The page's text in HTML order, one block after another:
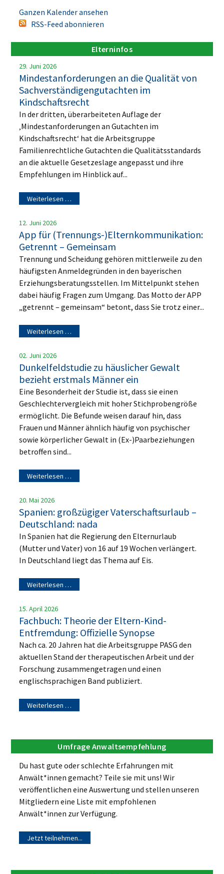
Ganzen Kalender ansehen
RSS-Feed abonnieren
Elterninfos
29. Juni 2026
Mindestanforderungen an die Qualität von
Sachverständigengutachten im
Kindschaftsrecht
In der dritten, überarbeiteten Auflage der
‚Mindestanforderungen an Gutachten im
Kindschaftsrecht‘ hat die Arbeitsgruppe
Familienrechtliche Gutachten die Qualitätsstandards
an die aktuelle Gesetzeslage angepasst und ihre
Empfehlungen im Hinblick auf...
Weiterlesen …
12. Juni 2026
App für (Trennungs-)Elternkommunikation:
Getrennt – Gemeinsam
Trennung und Scheidung gehören mittlerweile zu den
häufigsten Anmeldegründen in den bayerischen
Erziehungsberatungsstellen. Im Mittelpunkt stehen
dabei häufig Fragen zum Umgang. Das Motto der APP
„getrennt – gemeinsam“ betont, dass Sie trotz einer...
Weiterlesen …
02. Juni 2026
Dunkelfeldstudie zu häuslicher Gewalt
bezieht erstmals Männer ein
Eine Besonderheit der Studie ist, dass sie einen
Geschlechtervergleich mit hoher Stichprobengröße
ermöglicht. Die Befunde weisen darauf hin, dass
Frauen und Männer ähnlich häufig von psychischer
sowie körperlicher Gewalt in (Ex-)Paarbeziehungen
betroffen sind...
Weiterlesen …
20. Mai 2026
Spanien: großzügiger Vaterschaftsurlaub –
Deutschland: nada
In Spanien hat die Regierung den Elternurlaub
(Mutter und Vater) von 16 auf 19 Wochen verlängert.
In Deutschland liegt das Thema auf Eis.
Weiterlesen …
15. April 2026
Fachbuch: Theorie der Eltern-Kind-
Entfremdung: Offizielle Synopse
Nach ca. 20 Jahren hat die Arbeitsgruppe PASG den
aktuellen Stand der therapeutischen Arbeit und der
Forschung zusammengetragen und einen
englischsprachigen Band publiziert.
Weiterlesen …
Umfrage Anwaltsempfehlung
Du hast gute oder schlechte Erfahrungen mit
Anwält*innen gemacht? Teile sie mit uns! Wir
veröffentlichen eine Auswertung und stellen unseren
Mitgliedern eine Liste mit empfohlenen
Anwält*innen zur Verfügung.
Jetzt teilnehmen...